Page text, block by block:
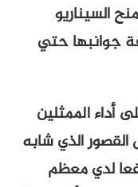
السيناريو
جوانبها حتي
أداء الممثلين
الذي شابه
لدي معظم